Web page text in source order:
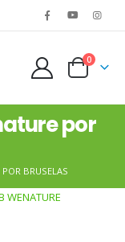
0
por
BRUSELAS
WENATURE